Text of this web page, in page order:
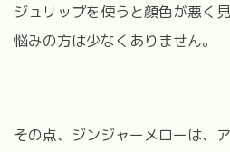
ジュリップを使うと顔色が悪く
悩みの方は少なくありません。
その点、ジンジャーメローは、